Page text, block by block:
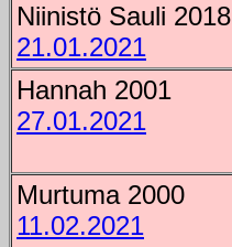
Niinistö Sauli 2018
21.01.2021
Hannah 2001
27.01.2021
Murtuma 2000
11.02.2021